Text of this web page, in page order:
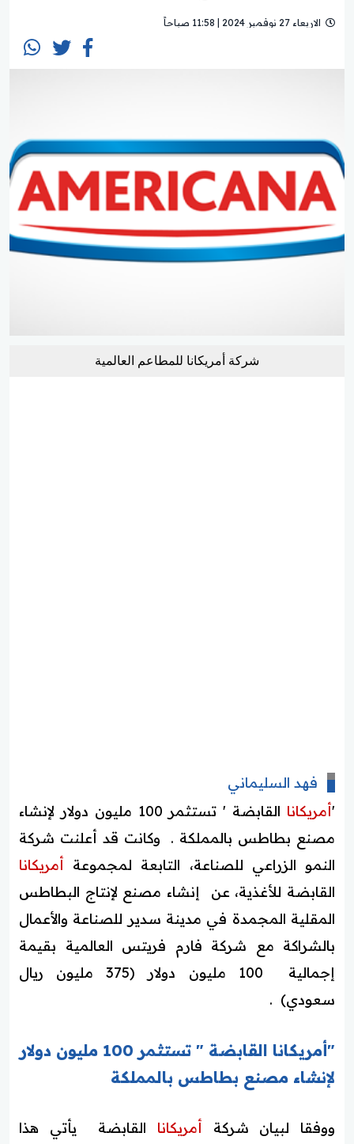
الاربعاء 27 نوفمبر 2024 | 11:58 صباحاً
شركة أمريكانا للمطاعم العالمية
فهد السليماني
'أمريكانا
القابضة ' تستثمر 100 مليون دولار لإنشاء
مصنع بطاطس بالمملكة . وكانت قد أعلنت شركة
النمو الزراعي للصناعة، التابعة لمجموعة أمريكانا
القابضة للأغذية، عن إنشاء مصنع لإنتاج البطاطس
المقلية المجمدة في مدينة سدير للصناعة والأعمال
بالشراكة مع شركة فارم فريتس العالمية بقيمة
إجمالية 100 مليون دولار (375 مليون ريال
سعودي) .
"أمريكانا القابضة " تستثمر 100 مليون دولار
لإنشاء مصنع بطاطس بالمملكة
ووفقا لبيان شركة أمريكانا القابضة يأتي هذا